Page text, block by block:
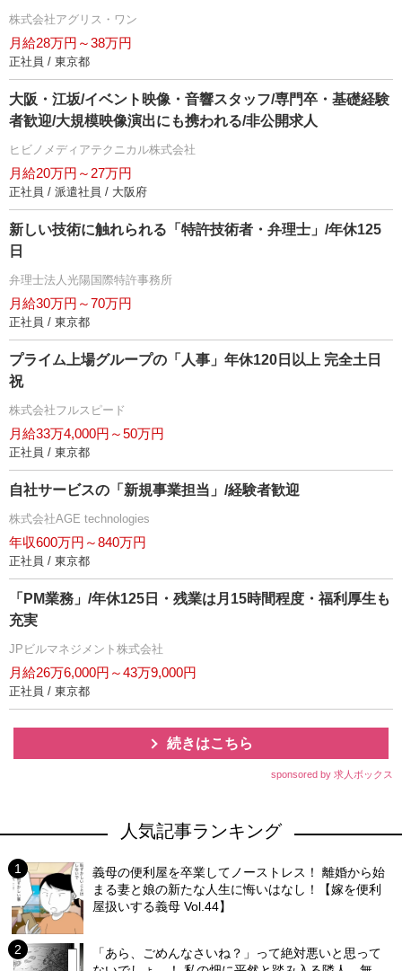
株式会社アグリス・ワン
月給28万円～38万円
正社員 / 東京都
大阪・江坂/イベント映像・音響スタッフ/専門卒・基礎経験
者歓迎/大規模映像演出にも携われる/非公開求人
ヒビノメディアテクニカル株式会社
月給20万円～27万円
正社員 / 派遣社員 / 大阪府
新しい技術に触れられる「特許技術者・弁理士」/年休125
日
弁理士法人光陽国際特許事務所
月給30万円～70万円
正社員 / 東京都
プライム上場グループの「人事」年休120日以上 完全土日
祝
株式会社フルスピード
月給33万4,000円～50万円
正社員 / 東京都
自社サービスの「新規事業担当」/経験者歓迎
株式会社AGE technologies
年収600万円～840万円
正社員 / 東京都
「PM業務」/年休125日・残業は月15時間程度・福利厚生も
充実
JPビルマネジメント株式会社
月給26万6,000円～43万9,000円
正社員 / 東京都
続きはこちら
sponsored by 求人ボックス
人気記事ランキング
義母の便利屋を卒業してノーストレス！ 離婚から始
まる妻と娘の新たな人生に悔いはなし！【嫁を便利
屋扱いする義母 Vol.44】
「あら、ごめんなさいね？」って絶対悪いと思って